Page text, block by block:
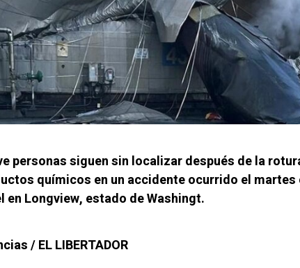
personas siguen sin localizar después de la
químicos en un accidente ocurrido el martes
en Longview, estado de Washingt.
/ EL LIBERTADOR